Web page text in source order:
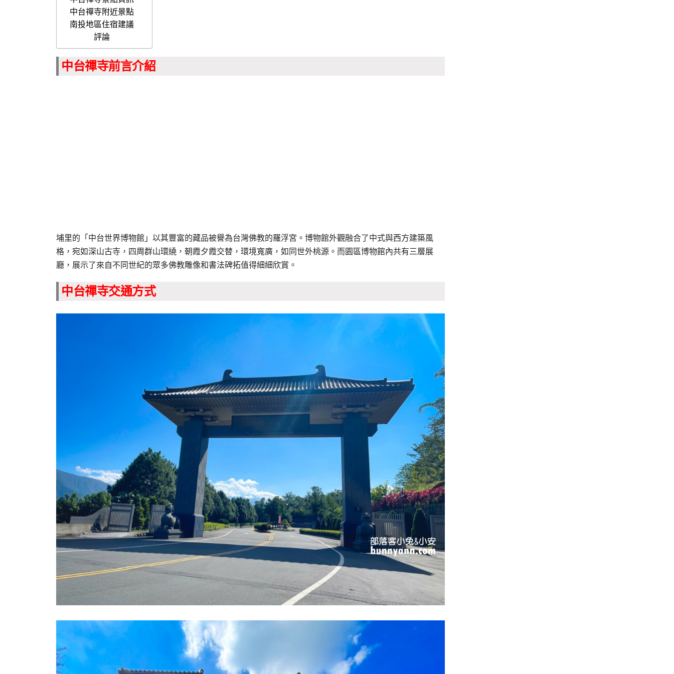
中台禪寺附近景點
南投地區住宿建議
評論
中台禪寺前言介紹
埔里的「中台世界博物館」以其豐富的藏品被譽為台灣佛教的羅浮宮。博物館外觀融合了中式與西方建築風
格，宛如深山古寺，四周群山環繞，朝霞夕霞交替，環境寬廣，如同世外桃源。而園區博物館內共有三層展
廳，展示了來自不同世紀的眾多佛教雕像和書法碑拓值得細細欣賞。
中台禪寺交通方式